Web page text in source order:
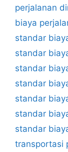
perjalanan
biaya
standar
standar
standar
standar
standar
standar
standar
transportasi